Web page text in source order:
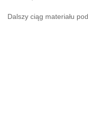
Dalszy ciąg materiału